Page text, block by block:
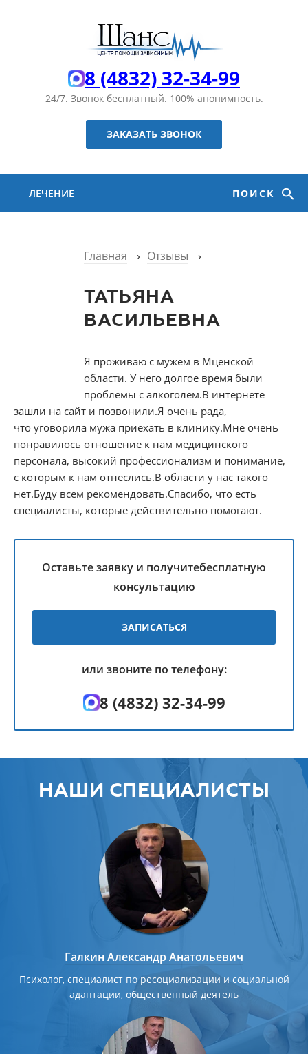
8 (4832) 32-34-99
24/7. Звонок бесплатный. 100% анонимность.
ЗАКАЗАТЬ ЗВОНОК
ЛЕЧЕНИЕ
АЛКОГОЛИЗМА
ПОИСК
Главная › Отзывы ›
ТАТЬЯНА
ВАСИЛЬЕВНА
Я проживаю с мужем в Мценской
области. У него долгое время были
проблемы с алкоголем.В интернете
зашли на сайт и позвонили.Я очень рада,
что уговорила мужа приехать в клинику.Мне очень
понравилось отношение к нам медицинского
персонала, высокий профессионализм и понимание,
с которым к нам отнеслись.В области у нас такого
нет.Буду всем рекомендовать.Спасибо, что есть
специалисты, которые действительно помогают.
Оставьте заявку и получитебесплатную
консультацию
ЗАПИСАТЬСЯ
или звоните по телефону:
8 (4832) 32-34-99
НАШИ СПЕЦИАЛИСТЫ
Галкин Александр Анатольевич
Психолог, специалист по ресоциализации и социальной
адаптации, общественный деятель